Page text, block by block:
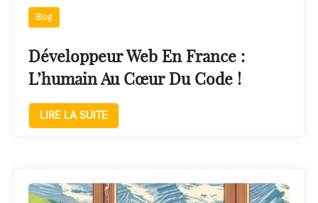
Blog
Développeur Web En France :
L’humain Au Cœur Du Code !
LIRE LA SUITE